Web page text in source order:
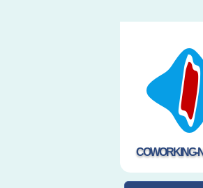
COWORKING-